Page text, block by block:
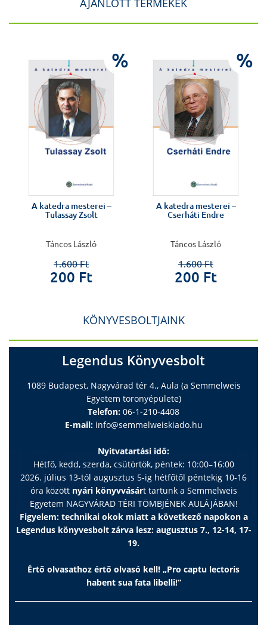
AJÁNLOTT TERMÉKEK
%
A katedra mesterei –
Tulassay Zsolt
Táncos László
1.600 Ft
200 Ft
%
A katedra mesterei –
Cserháti Endre
Táncos László
1.600 Ft
200 Ft
KÖNYVESBOLTJAINK
Legendus Könyvesbolt
1089 Budapest, Nagyvárad tér 4., Aula (a Semmelweis
Egyetem toronyépülete)
Telefon: 06-1-210-4408
E-mail: info@semmelweiskiado.hu
Nyitvatartási idő:
Hétfő, kedd, szerda, csütörtök, péntek: 10:00–16:00
2026. július 13-tól augusztus 5-ig hétfőtől péntekig 10-16
óra között nyári könyvvásárt tartunk a Semmelweis
Egyetem NAGYVÁRAD TÉRI TÖMBJÉNEK AULÁJÁBAN!
Figyelem: technikai okok miatt a következő napokon a
Legendus könyvesbolt zárva lesz: augusztus 7., 12-14, 17-
19.
Értő olvasathoz értő olvasó kell! „Pro captu lectoris
habent sua fata libelli!”